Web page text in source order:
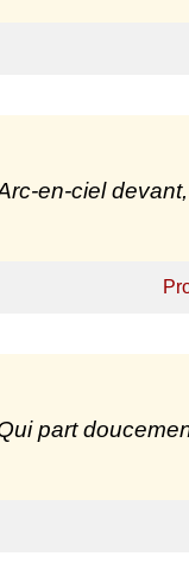
en-ciel
part